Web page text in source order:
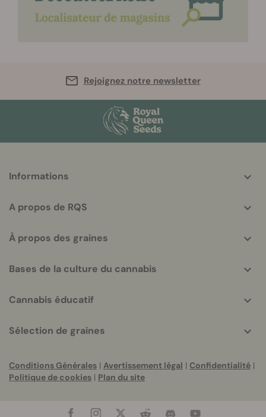
Rejoignez notre newsletter
helpful
Informations
A propos de RQS
À propos des graines
Bases de la culture du cannabis
Cannabis éducatif
Sélection de graines
Conditions Générales | Avertissement légal | Confidentialité |
Politique de cookies | Plan du site